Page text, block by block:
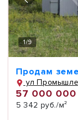
1/9
Продам
ул
57 000 000
5 342 руб./м²